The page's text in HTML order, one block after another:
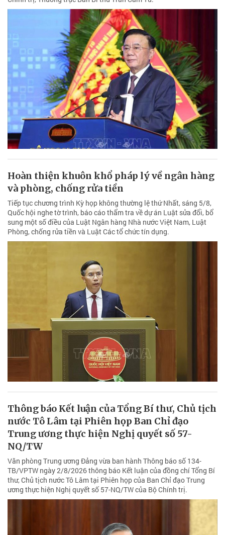
Hoàn thiện khuôn khổ pháp lý về ngân hàng
và phòng, chống rửa tiền
Tiếp tục chương trình Kỳ họp không thường lệ thứ Nhất, sáng 5/8,
Quốc hội nghe tờ trình, báo cáo thẩm tra về dự án Luật sửa đổi, bổ
sung một số điều của Luật Ngân hàng Nhà nước Việt Nam, Luật
Phòng, chống rửa tiền và Luật Các tổ chức tín dụng.
Thông báo Kết luận của Tổng Bí thư, Chủ tịch
nước Tô Lâm tại Phiên họp Ban Chỉ đạo
Trung ương thực hiện Nghị quyết số 57-
NQ/TW
Văn phòng Trung ương Đảng vừa ban hành Thông báo số 134-
TB/VPTW ngày 2/8/2026 thông báo Kết luận của đồng chí Tổng Bí
thư, Chủ tịch nước Tô Lâm tại Phiên họp của Ban Chỉ đạo Trung
ương thực hiện Nghị quyết số 57-NQ/TW của Bộ Chính trị.